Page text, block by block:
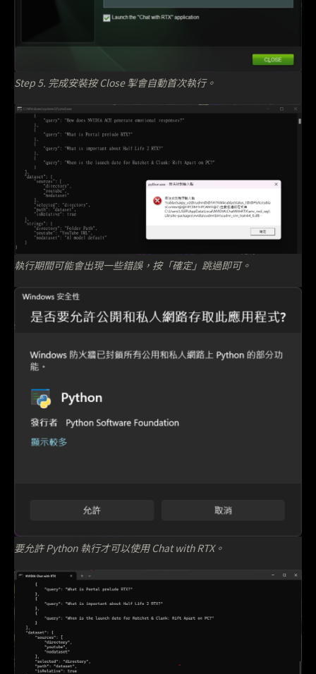
Step 5. 完成安裝按 Close 掣會自動首次執行。
執行期間可能會出現一些錯誤，按「確定」跳過即可。
要允許 Python 執行才可以使用 Chat with RTX。